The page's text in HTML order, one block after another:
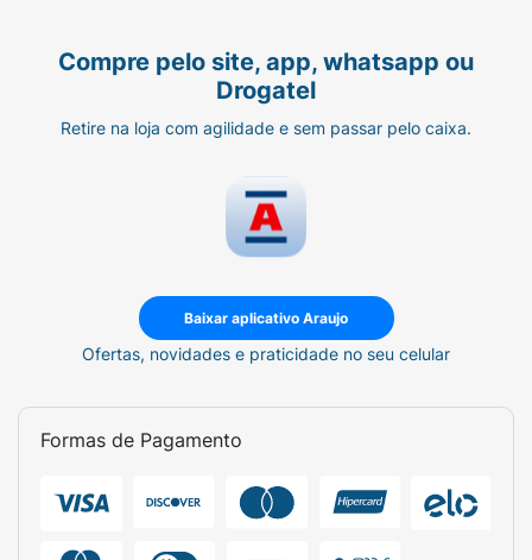
Compre pelo site, app, whatsapp ou
Drogatel
Retire na loja com agilidade e sem passar pelo caixa.
Baixar aplicativo Araujo
Ofertas, novidades e praticidade no seu celular
Formas de Pagamento